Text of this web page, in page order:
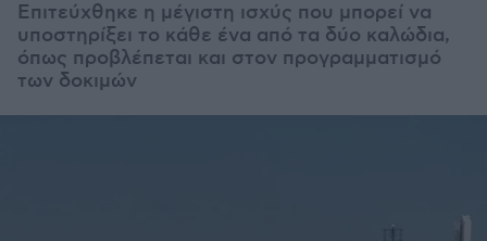
Eπιτεύχθηκε η μέγιστη ισχύς που μπορεί να
υποστηρίξει το κάθε ένα από τα δύο καλώδια,
όπως προβλέπεται και στον προγραμματισμό
των δοκιμών